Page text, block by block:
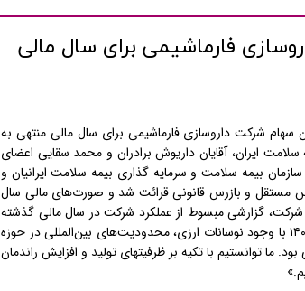
فارماشیمی برای سال مالی
سهام شرکت داروسازی فارماشیمی برای سال مالی منتهی به
ایران، آقایان داریوش برادران و محمد سقایی اعضای
بیمه سلامت و سرمایه گذاری بیمه سلامت ایرانیان و
مستقل و بازرس قانونی قرائت شد و صورت‌های مالی سال
گزارشی مبسوط از عملکرد شرکت در سال مالی گذشته
با وجود نوسانات ارزی، محدودیت‌های بین‌المللی در حوزه
ما توانستیم با تکیه بر ظرفیتهای تولید و افزایش راندمان